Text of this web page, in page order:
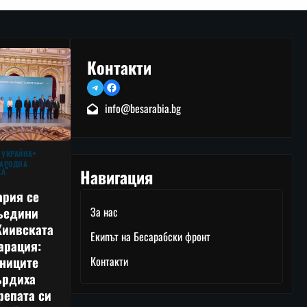
се
си
Контакти
TelegramFacebook
info@besarabia.bg
Навигация
За нас
Екипът на Бесарабски фронт
Контакти